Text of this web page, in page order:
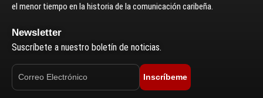
el menor tiempo en la historia de la comunicación caribeña.
Newsletter
Suscríbete a nuestro boletín de noticias.
Inscríbeme